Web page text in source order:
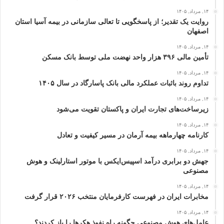
۱۴, مرداد, ۱۴۰۵
روایت یک تقدیر؛ از پاسخگویی تا تعالی سازمانی در بیمه آسیا استان
اصفهان
۱۴, مرداد, ۱۴۰۵
تأمین مالی ۳۹۶ هزار واحد نهضت ملی توسط بانک مسکن
۱۴, مرداد, ۱۴۰۵
تداوم روند باثبات عملکرد مالی بانک پاسارگاد در سال ۱۴۰۵
۱۴, مرداد, ۱۴۰۵
زیرساخت‌های تجارت ایران و پاکستان تقویت می‌شود
۱۴, مرداد, ۱۴۰۵
کارنامه چهارماهه بیمه آرمان در مسیر کیفیت و تعادل
۱۴, مرداد, ۱۴۰۵
جهش دو برابری درآمد اسپیس‌ایکس با موتور استارلینک و هوش
مصنوعی
۱۴, مرداد, ۱۴۰۵
مخابرات ایران در فهرست کارفرمایان منتخب ۲۰۲۶ قرار گرفت
۱۴, مرداد, ۱۴۰۵